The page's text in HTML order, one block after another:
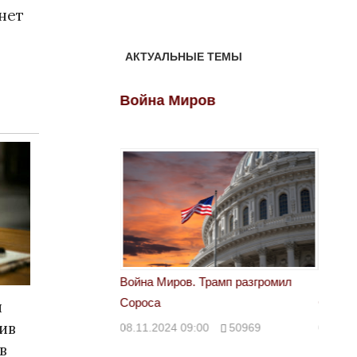
АКТУАЛЬНЫЕ ТЕМЫ
разгромил
Война Миров
Война Миров. Трамп разгромил
Сороса
08.11.2024 09:00 50969